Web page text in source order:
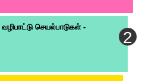
செயல்பாடுகள் -